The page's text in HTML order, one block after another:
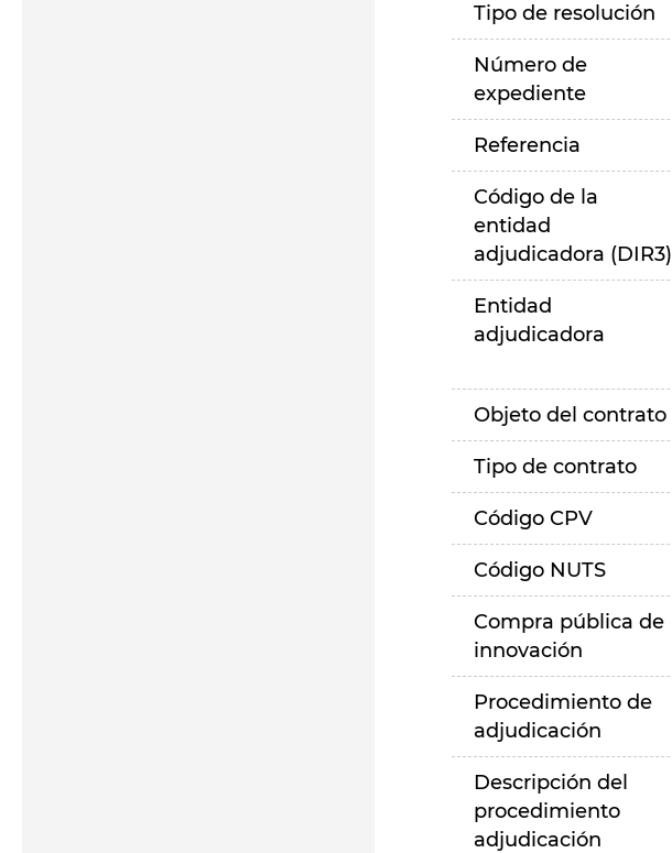
Tipo de resolución
Número de
expediente
Referencia
Código de la
entidad
adjudicadora (DIR3)
Entidad
adjudicadora
Objeto del contrato
Tipo de contrato
Código CPV
Código NUTS
Compra pública de
innovación
Procedimiento de
adjudicación
Descripción del
procedimiento
adjudicación